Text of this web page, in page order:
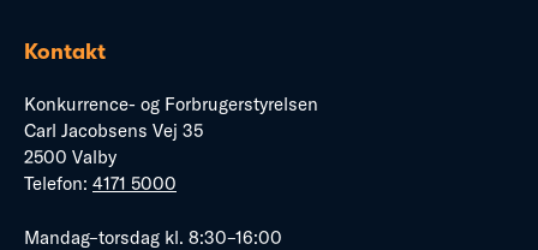
Kontakt
Konkurrence- og Forbrugerstyrelsen
Carl Jacobsens Vej 35
2500 Valby
Telefon: 4171 5000
Mandag–torsdag kl. 8:30–16:00